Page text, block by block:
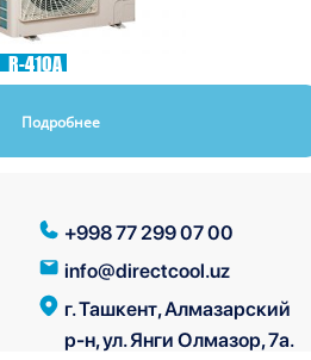
R-410A
Подробнее
+998 77 299 07 00
info@directcool.uz
г. Ташкент, Алмазарский
р-н, ул. Янги Олмазор, 7а.